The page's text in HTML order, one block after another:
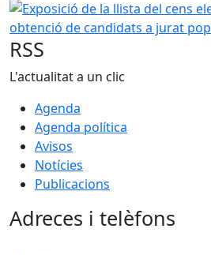
Exposició de la llista del cens
RSS
L'actualitat a un clic
Agenda
Agenda política
Avisos
Notícies
Publicacions
Adreces i telèfons